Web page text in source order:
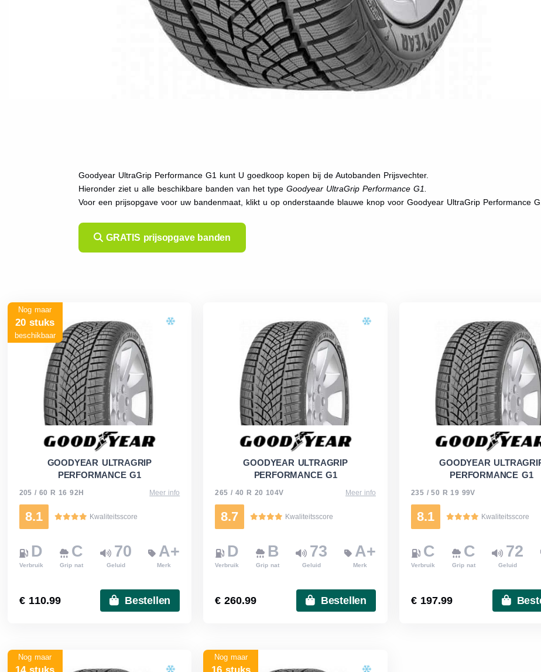
Goodyear UltraGrip Performance G1 kunt U goedkoop kopen bij de Autobanden Prijsvechter.
Hieronder ziet u alle beschikbare banden van het typeGoodyear UltraGrip Performance G1.
Voor een prijsopgave voor uw bandenmaat, klikt u op onderstaande blauwe knop voor Goodyear UltraGrip Performance
GRATIS prijsopgave banden
Nog maar
20 stuks
beschikbaar
GOODYEAR ULTRAGRIP
PERFORMANCE G1
205 / 60 R 16 92H Meer info
8.1 Kwaliteitsscore
D
Verbruik
C
Grip nat
70
Geluid
A+
Merk
€ 110.99 Bestellen
GOODYEAR ULTRAGRIP
PERFORMANCE G1
265 / 40 R 20 104V Meer info
8.7 Kwaliteitsscore
D
Verbruik
B
Grip nat
73
Geluid
A+
Merk
€ 260.99 Bestellen
GOODYEAR
PERFORMANCE G1
235 / 50 R 19 99V
8.1 Kwaliteitsscore
C
Verbruik
C
Grip nat
72
Geluid
€ 197.99
Nog maar Nog maar